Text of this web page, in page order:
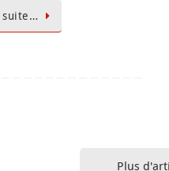
suite…
Plus